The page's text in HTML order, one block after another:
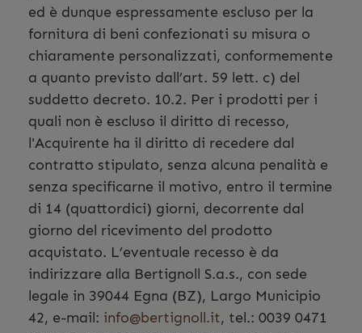
ed è dunque espressamente escluso per la
fornitura di beni confezionati su misura o
chiaramente personalizzati, conformemente
a quanto previsto dall’art. 59 lett. c) del
suddetto decreto. 10.2. Per i prodotti per i
quali non è escluso il diritto di recesso,
l'Acquirente ha il diritto di recedere dal
contratto stipulato, senza alcuna penalità e
senza specificarne il motivo, entro il termine
di 14 (quattordici) giorni, decorrente dal
giorno del ricevimento del prodotto
acquistato. L’eventuale recesso è da
indirizzare alla Bertignoll S.a.s., con sede
legale in 39044 Egna (BZ), Largo Municipio
42, e-mail: info@bertignoll.it, tel.: 0039 0471